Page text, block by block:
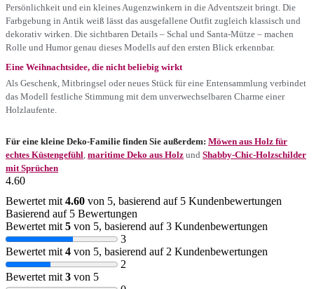
Persönlichkeit und ein kleines Augenzwinkern in die Adventszeit bringt. Die
Farbgebung in Antik weiß lässt das ausgefallene Outfit zugleich klassisch und
dekorativ wirken. Die sichtbaren Details – Schal und Santa-Mütze – machen
Rolle und Humor genau dieses Modells auf den ersten Blick erkennbar.
Eine Weihnachtsidee, die nicht beliebig wirkt
Als Geschenk, Mitbringsel oder neues Stück für eine Entensammlung verbindet
das Modell festliche Stimmung mit dem unverwechselbaren Charme einer
Holzlaufente.
Für eine kleine Deko-Familie finden Sie außerdem: Möwen aus Holz für
echtes Küstengefühl maritime Deko aus Holz und Shabby-Chic-Holzschilder
mit Sprüchen
4.60
Bewertet mit 4.60 von 5, basierend auf 5 Kundenbewertungen
Basierend auf 5 Bewertungen
Bewertet mit 5 von 5, basierend auf3 Kundenbewertungen
3
Bewertet mit 4 von 5, basierend auf 2 Kundenbewertungen
2
Bewertet mit 3 von 5